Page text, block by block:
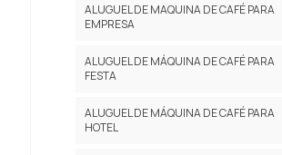
ALUGUEL DE MAQUINA DE CAFÉ PARA
EMPRESA
ALUGUEL DE MÁQUINA DE CAFÉ PARA
FESTA
ALUGUEL DE MÁQUINA DE CAFÉ PARA
HOTEL